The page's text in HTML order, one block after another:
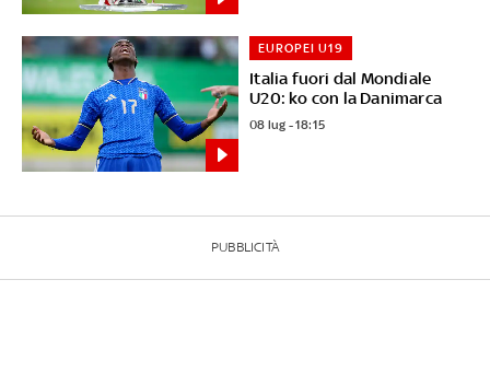
Italia fuori dal Mondiale
U20: ko con la Danimarca
EUROPEI U19
08 lug - 18:15
PUBBLICITÀ